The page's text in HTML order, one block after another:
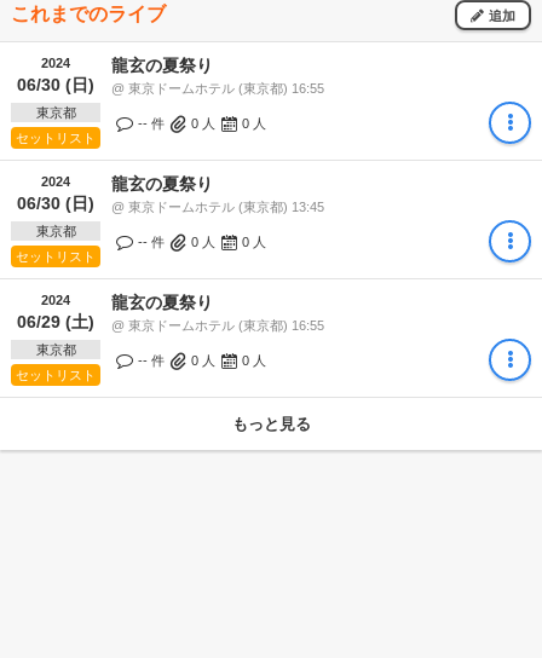
これまでのライブ 追加
2024
06/30 (日)
東京都
セットリスト
龍玄の夏祭り
@ 東京ドームホテル (東京都) 16:55
-- 件 0 人 0 人
2024
06/30 (日)
東京都
セットリスト
龍玄の夏祭り
@ 東京ドームホテル (東京都) 13:45
-- 件 0 人 0 人
2024
06/29 (土)
東京都
セットリスト
龍玄の夏祭り
@ 東京ドームホテル (東京都) 16:55
-- 件 0 人 0 人
もっと見る